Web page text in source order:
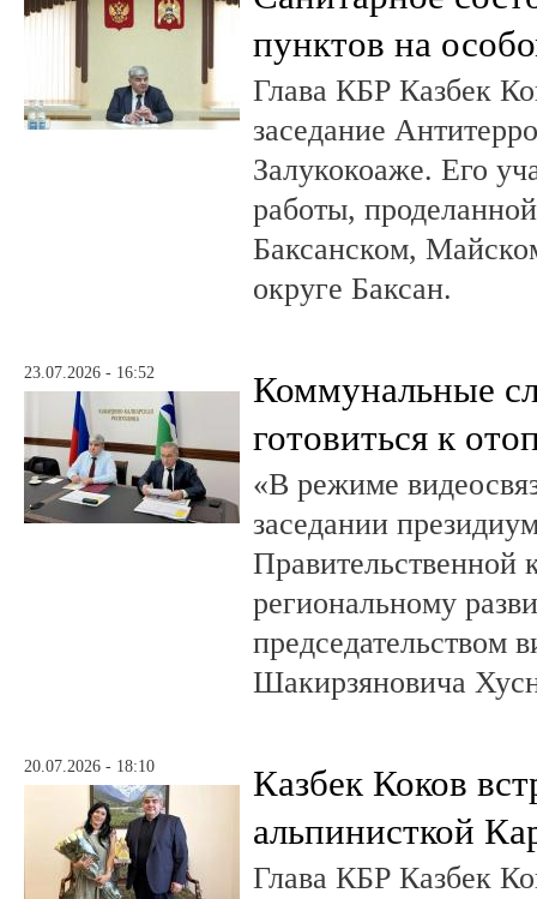
пунктов на
Глава КБР Казбек
заседание
Залукокоаже. Его
работы,
Баксанском,
округе Баксан.
23.07.2026 - 16:52
Коммунальные
готовиться к
«В режиме
заседании
Правительственной
региональному
председательством
Шакирзяновича
20.07.2026 - 18:10
Казбек Коков
альпинисткой
Глава КБР Казбек